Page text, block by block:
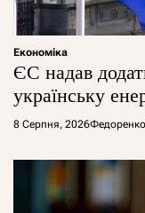
Економіка
ЄС надав
українську
8 Серпня, 2026